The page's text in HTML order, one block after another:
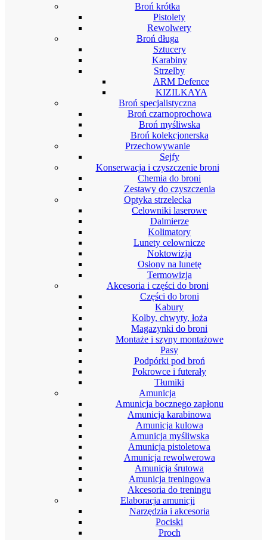
Broń krótka
Pistolety
Rewolwery
Broń długa
Sztucery
Karabiny
Strzelby
ARM Defence
KIZILKAYA
Broń specjalistyczna
Broń czarnoprochowa
Broń myśliwska
Broń kolekcjonerska
Przechowywanie
Sejfy
Konserwacja i czyszczenie broni
Chemia do broni
Zestawy do czyszczenia
Optyka strzelecka
Celowniki laserowe
Dalmierze
Kolimatory
Lunety celownicze
Noktowizja
Osłony na lunetę
Termowizja
Akcesoria i części do broni
Części do broni
Kabury
Kolby, chwyty, łoża
Magazynki do broni
Montaże i szyny montażowe
Pasy
Podpórki pod broń
Pokrowce i futerały
Tłumiki
Amunicja
Amunicja bocznego zapłonu
Amunicja karabinowa
Amunicja kulowa
Amunicja myśliwska
Amunicja pistoletowa
Amunicja rewolwerowa
Amunicja śrutowa
Amunicja treningowa
Akcesoria do treningu
Elaboracja amunicji
Narzędzia i akcesoria
Pociski
Proch